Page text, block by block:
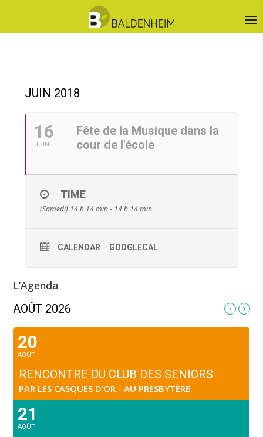
JUIN 2018
16
JUIN
Fête de la Musique dans la
cour de l'école
TIME
(Samedi) 14 h 14 min - 14 h 14 min
CALENDAR GOOGLECAL
L’Agenda
AOÛT 2026
20
AOÛT
RENCONTRE DU CLUB DES SENIORS
PAR LES CASQUES D’OR - AU PRESBYTÈRE
21
AOÛT